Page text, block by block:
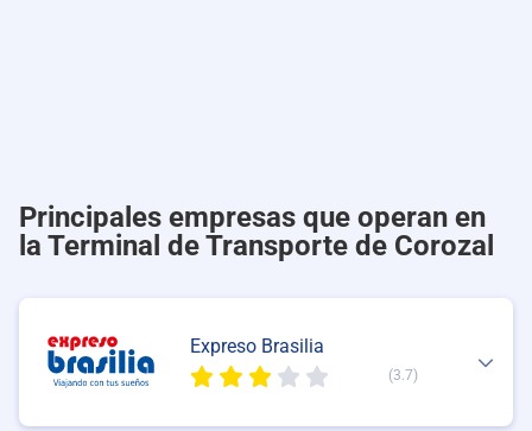
Principales empresas que operan en
la Terminal de Transporte de Corozal
Expreso Brasilia
(3.7)